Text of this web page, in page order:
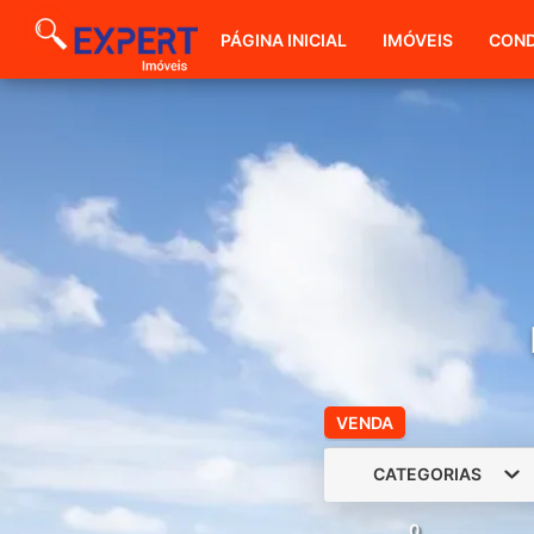
PÁGINA INICIAL IMÓVEIS
VENDA
CATEGORIAS
0